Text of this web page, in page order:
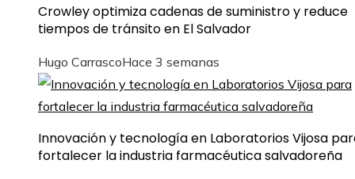
Crowley optimiza cadenas de suministro y reduce
tiempos de tránsito en El Salvador
Hugo CarrascoHace 3 semanas
Innovación y tecnología en Laboratorios Vijosa
fortalecer la industria farmacéutica salvadoreña